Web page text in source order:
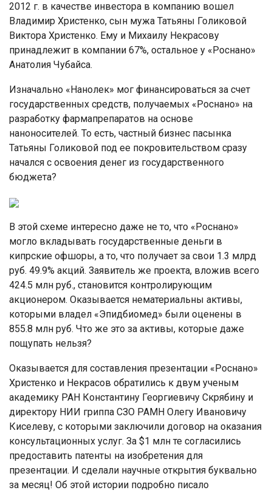
2012 г. в качестве инвестора в компанию вошел
Владимир Христенко, сын мужа Татьяны Голиковой
Виктора Христенко. Ему и Михаилу Некрасову
принадлежит в компании 67%, остальное у «Роснано»
Анатолия Чубайса.
Изначально «Нанолек» мог финансироваться за счет
государственных средств, получаемых «Роснано» на
разработку фармапрепаратов на основе
наноносителей. То есть, частный бизнес пасынка
Татьяны Голиковой под ее покровительством сразу
начался с освоения денег из государственного
бюджета?
В этой схеме интересно даже не то, что «Роснано»
могло вкладывать государственные деньги в
кипрские офшоры, а то, что получает за свои 1.3 млрд
руб. 49.9% акций. Заявитель же проекта, вложив всего
424.5 млн руб., становится контролирующим
акционером. Оказывается нематериальны активы,
которыми владел «Эпидбиомед» были оценены в
855.8 млн руб. Что же это за активы, которые даже
пощупать нельзя?
Оказывается для составления презентации «Роснано»
Христенко и Некрасов обратились к двум ученым
академику РАН Константину Георгиевичу Скрябину и
директору НИИ гриппа СЗО РАМН Олегу Ивановичу
Киселеву, с которыми заключили договор на оказания
консультационных услуг. За $1 млн те согласились
предоставить патенты на изобретения для
презентации. И сделали научные открытия буквально
за месяц! Об этой истории подробно писало